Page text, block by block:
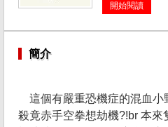
開始閱讀
簡介
這個有嚴重恐機症的混血小
殺竟赤手空拳想劫機?!br 本來